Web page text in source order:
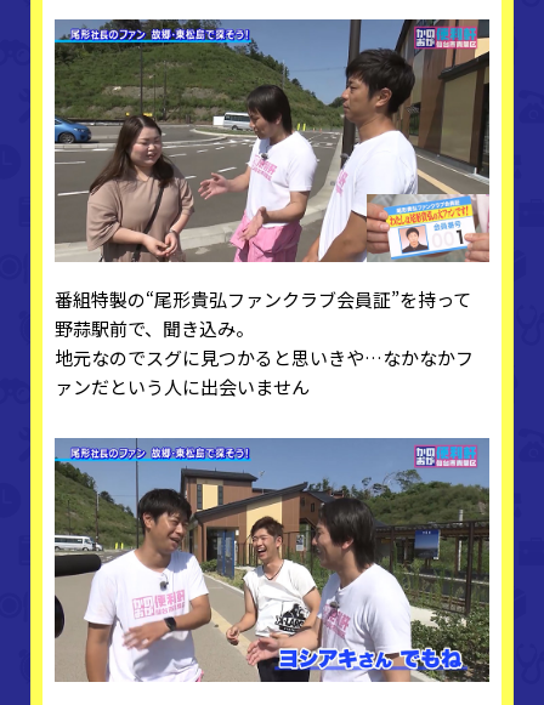
番組特製の“尾形貴弘ファンクラブ会員証”を持って
野蒜駅前で、聞き込み。
地元なのでスグに見つかると思いきや…なかなかフ
ァンだという人に出会いません